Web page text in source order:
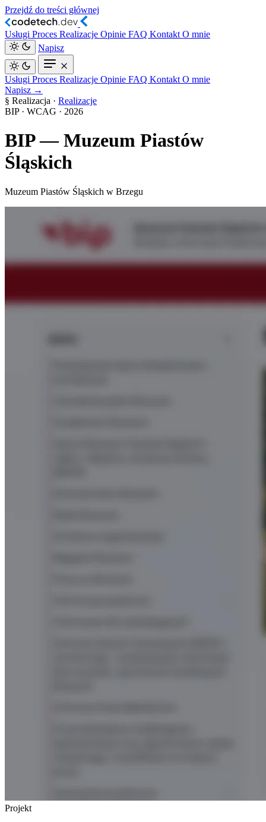
Przejdź do treści głównej
Usługi Proces Realizacje Opinie FAQ Kontakt O mnie
Napisz
Usługi Proces Realizacje Opinie FAQ Kontakt O mnie
Napisz →
§ Realizacja · Realizacje
BIP · WCAG · 2026
BIP — Muzeum Piastów
Śląskich
Muzeum Piastów Śląskich w Brzegu
Projekt